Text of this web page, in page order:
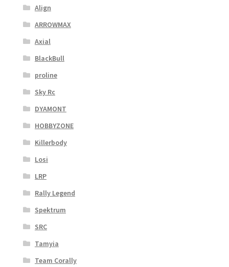
Align
ARROWMAX
Axial
BlackBull
proline
Sky Rc
DYAMONT
HOBBYZONE
Killerbody
Losi
LRP
Rally Legend
Spektrum
SRC
Tamyia
Team Corally